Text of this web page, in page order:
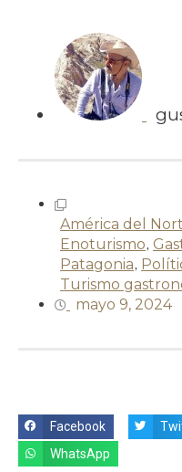
América del
Enoturismo,
Patagonia,
Turismo
mayo 9, 2024
Facebook
WhatsApp